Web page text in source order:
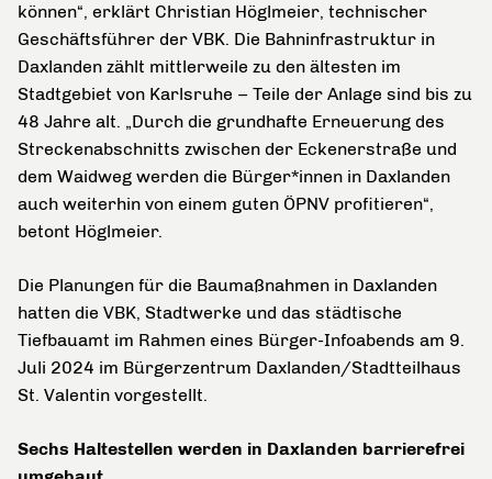
können“, erklärt Christian Höglmeier, technischer
Geschäftsführer der VBK. Die Bahninfrastruktur in
Daxlanden zählt mittlerweile zu den ältesten im
Stadtgebiet von Karlsruhe – Teile der Anlage sind bis zu
48 Jahre alt. „Durch die grundhafte Erneuerung des
Streckenabschnitts zwischen der Eckenerstraße und
dem Waidweg werden die Bürger*innen in Daxlanden
auch weiterhin von einem guten ÖPNV profitieren“,
betont Höglmeier.
Die Planungen für die Baumaßnahmen in Daxlanden
hatten die VBK, Stadtwerke und das städtische
Tiefbauamt im Rahmen eines Bürger-Infoabends am 9.
Juli 2024 im Bürgerzentrum Daxlanden/Stadtteilhaus
St. Valentin vorgestellt.
Sechs Haltestellen werden in Daxlanden barrierefrei